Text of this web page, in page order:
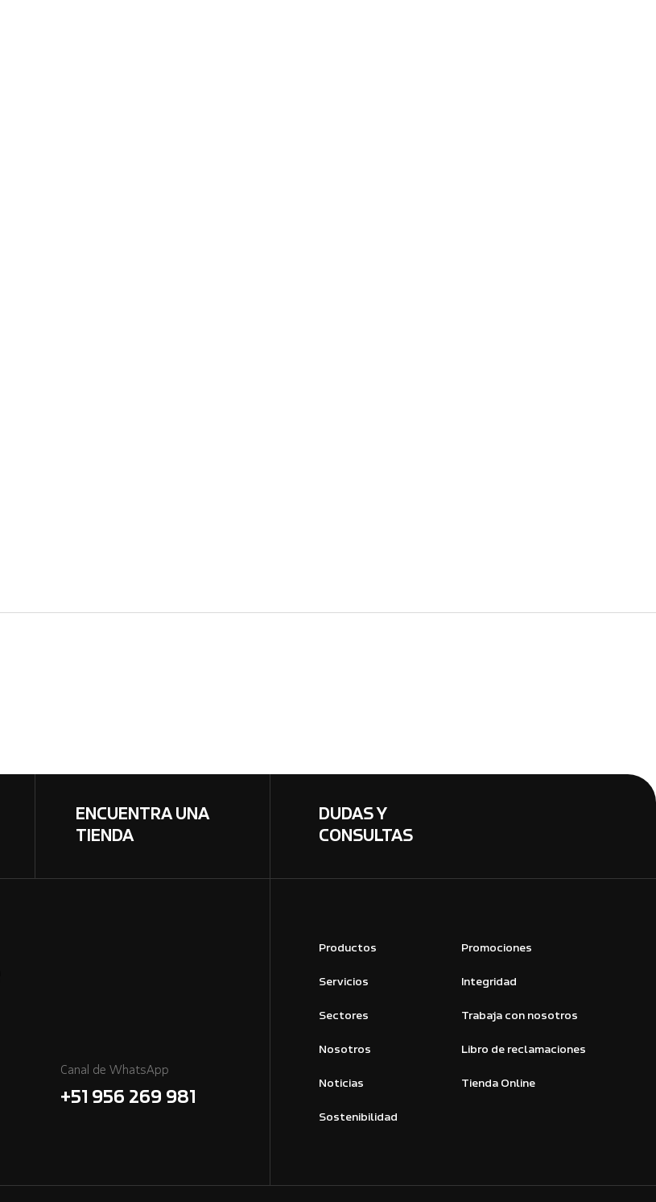
ENCUENTRA UNA
TIENDA
DUDAS Y
CONSULTAS
Canal de WhatsApp
+51 956 269 981
Productos
Servicios
Sectores
Nosotros
Noticias
Sostenibilidad
Promociones
Integridad
Trabaja con nosotros
Libro de reclamaciones
Tienda Online